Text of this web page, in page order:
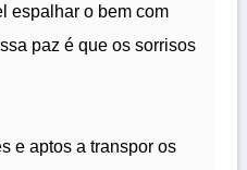
espalhar o bem com
paz é que os sorrisos
e aptos a transpor os